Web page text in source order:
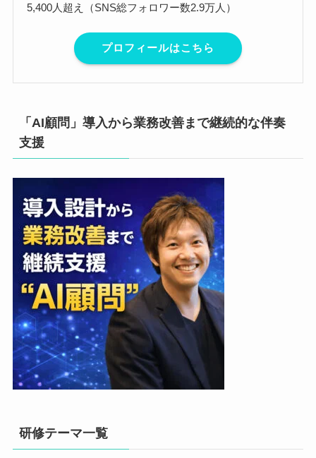
5,400人超え（SNS総フォロワー数2.9万人）
プロフィールはこちら
「AI顧問」導入から業務改善まで継続的な伴奏
支援
研修テーマ一覧